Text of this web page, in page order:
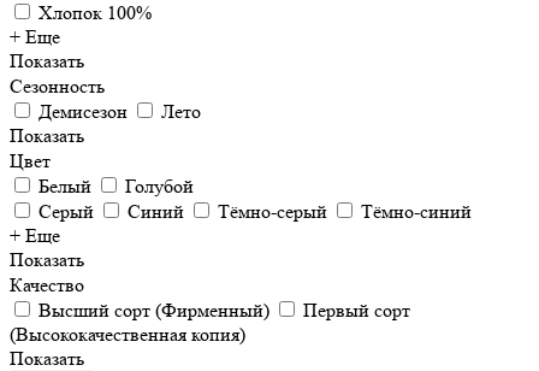
Хлопок 100%
+ Еще
Показать
Сезонность
Демисезон
Лето
Показать
Цвет
Белый
Голубой
Серый
Синий Тёмно-серый
Тёмно-синий
+ Еще
Показать
Качество
Высший сорт (Фирменный)
Первый сорт
(Высококачественная копия)
Показать